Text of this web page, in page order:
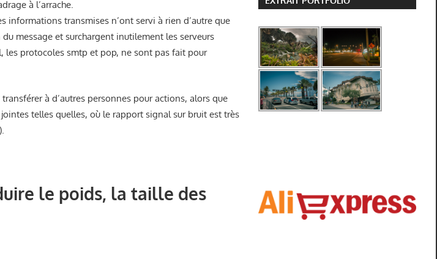
à l’arrache.
informations transmises n’ont servi à rien d’autre que
message et surchargent inutilement les serveurs
les protocoles smtp et pop, ne sont pas fait pour
à d’autres personnes pour actions, alors que
telles quelles, où le rapport signal sur bruit est très
le poids, la taille des